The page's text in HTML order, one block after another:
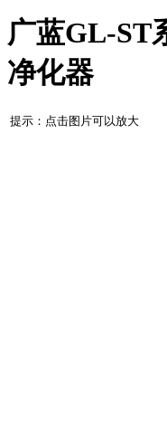
广蓝GL-ST
净化器
提示：点击图片可以放大